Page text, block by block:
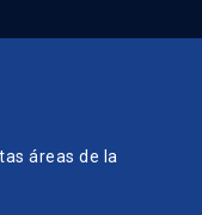
áreas de la